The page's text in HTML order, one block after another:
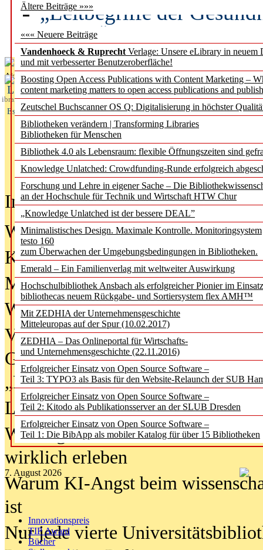
Ältere Beiträge »»»
««« Neuere Beiträge
Vandenhoeck & Ruprecht Verlage: Unsere eLibrary in neuem
und mit verbesserter Benutzeroberfläche!
Boosting Open Access Publications with Content Marketing –
content marketing matters to open access publications and
Zeutschel Buchscanner OS Q: Digitalisierung in höchster
Bibliotheken verändern | Transforming Libraries
Bibliotheken für Menschen
Bibliothek 4.0 als Lebensraum: flexible Öffnungszeiten sind
Knowledge Unlatched: Crowdfunding-Runde erfolgreich
Forschung und Lehre in eigener Sache – Die
an der Hochschule für Technik und Wirtschaft HTW Chur
„Knowledge Unlatched ist der bessere DEAL”
Minimalistisches Design. Maximale Kontrolle. Monitoringsystem
testo 160
zum Überwachen der Umgebungsbedingungen in Bibliotheken.
Emerald – Ein Familienverlag mit weltweiter Auswirkung
Hochschulbibliothek Ansbach als erfolgreicher Pionier im
bibliothecas neuem Rückgabe- und Sortiersystem flex AMH™
Mit ZEDHIA der Unternehmensgeschichte
Mitteleuropas auf der Spur (10.02.2017)
ZEDHIA – Das Onlineportal für Wirtschafts-
und Unternehmensgeschichte (22.11.2016)
Erfolgreicher Einsatz von Open Source Software –
Teil 3: TYPO3 als Basis für den Website-Relaunch der SUB
Erfolgreicher Einsatz von Open Source Software –
Teil 2: Kitodo als Publikationsserver an der SLUB Dresden
Erfolgreicher Einsatz von Open Source Software –
Teil 1: Die BibApp als mobiler Katalog für über 15 Bibliotheken
7. August 2026
Innovationspreis
TIP Award
Bücher
„Leitbegriffe der
des BIÖG erscheinen
Aktuelles aus
L
ibrary
Essentials
In der Ausgabe06/2026(August
Was Hochschul­bibliotheken von
Kinder in der digitalen Welt
Metadaten als Infrastruktur
Wenn Bots katalogisieren
Von Abschlusskleidern bis
Geisterjagd-Ausrüstung in der
„Library of Things“ unterwegs
Lesen als Infrastrukturaufgabe
Wie Jugendliche Social Media
wirklich erleben
Warum KI-Angst beim
ist
Nur jede vierte